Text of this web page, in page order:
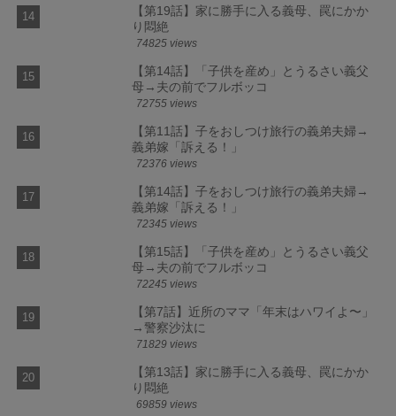
【第19話】家に勝手に入る義母、罠にかか
り悶絶
74825 views
【第14話】「子供を産め」とうるさい義父
母→夫の前でフルボッコ
72755 views
【第11話】子をおしつけ旅行の義弟夫婦→
義弟嫁「訴える！」
72376 views
【第14話】子をおしつけ旅行の義弟夫婦→
義弟嫁「訴える！」
72345 views
【第15話】「子供を産め」とうるさい義父
母→夫の前でフルボッコ
72245 views
【第7話】近所のママ「年末はハワイよ〜」
→警察沙汰に
71829 views
【第13話】家に勝手に入る義母、罠にかか
り悶絶
69859 views